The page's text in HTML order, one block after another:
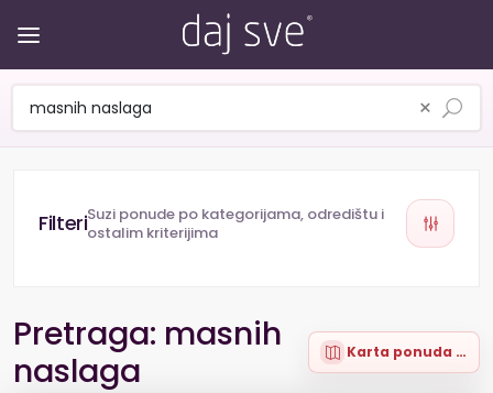
×
Suzi ponude po kategorijama, odredištu i
ostalim kriterijima
Pretraga: masnih
naslaga
Karta ponuda (15)